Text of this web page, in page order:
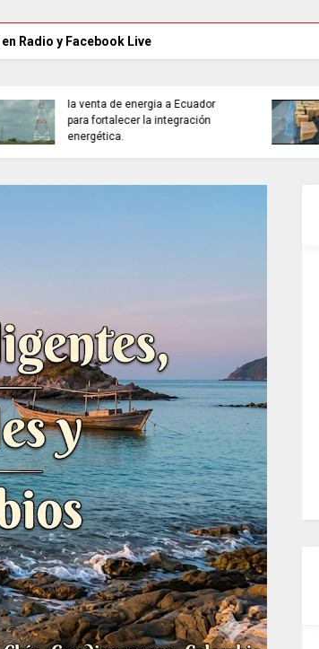
Radio y Facebook Live
buscan mejorar la calidad del
agua que consumen miles de
familias en Cundinamarca.